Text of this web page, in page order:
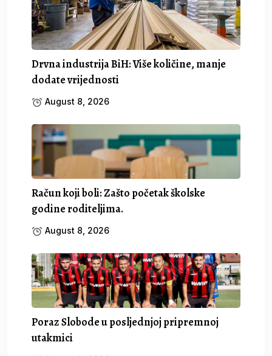
Drvna industrija BiH: Više količine, manje
dodate vrijednosti
August 8, 2026
Račun koji boli: Zašto početak školske
godine roditeljima.
August 8, 2026
Poraz Slobode u posljednjoj pripremnoj
utakmici